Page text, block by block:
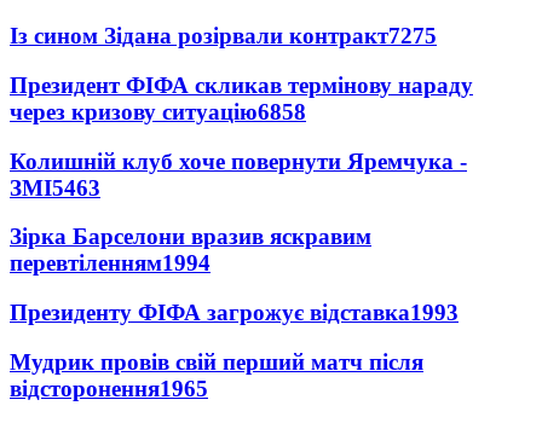
Із сином Зідана розірвали контракт7275
Президент ФІФА скликав термінову нараду
через кризову ситуацію6858
Колишній клуб хоче повернути Яремчука -
ЗМІ5463
Зірка Барселони вразив яскравим
перевтіленням1994
Президенту ФІФА загрожує відставка1993
Мудрик провів свій перший матч після
відсторонення1965